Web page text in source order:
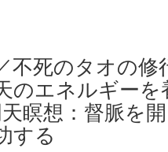
不死のタオの修
のエネルギー
瞑想：督脈を
する